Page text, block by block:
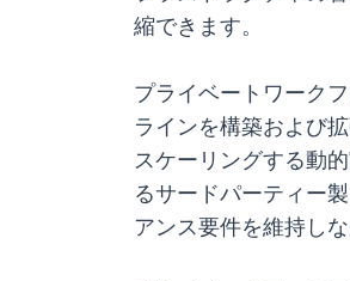
縮できます。
プライベートワーク
ラインを構築および
スケーリングする動
るサードパーティー
アンス要件を維持し